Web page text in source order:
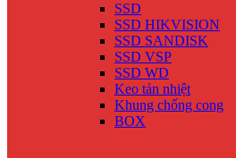
SSD
SSD HIKVISION
SSD SANDISK
SSD VSP
SSD WD
Keo tản nhiệt
Khung chống cong
BOX